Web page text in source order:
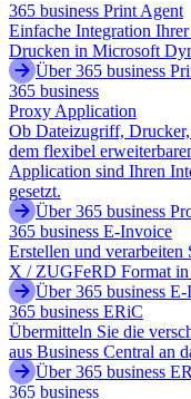
365 business Print Agent
Einfache Integration
Drucken in Microsoft
Über 365 business
365 business
Proxy Application
Ob Dateizugriff,
dem flexibel
Application sind Ihren
gesetzt.
Über 365 business
365 business E-Invoice
Erstellen und verarbeiten
X / ZUGFeRD Format in
Über 365 business
365 business ERiC
Übermitteln Sie die
aus Business Central an
Über 365 business
365 business